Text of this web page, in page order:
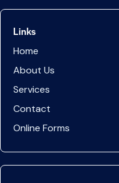
Links
Home
About Us
Services
Contact
Online Forms